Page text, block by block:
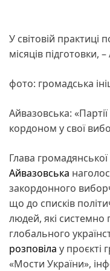
У світовій практиці
місяців підготовки,
фото: громадська
Айвазовська:
кордоном у свої
Глава
Айвазовська
закордонного
що до списків
людей, які
глобального
розповіла у проєкті
«Мости України»,